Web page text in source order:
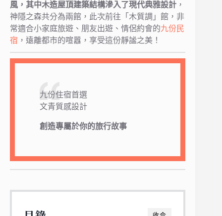
風，其中木造屋頂建築結構滲入了現代典雅設計 ，
神隱之森共分為兩館，此次前往「木質調」館，非
常適合小家庭旅遊、朋友出遊、情侶約會的九份民
宿 ，遠離都市的喧囂，享受這份靜謐之美！
九份住宿首選
文青質感設計
創造專屬於你的旅行故事